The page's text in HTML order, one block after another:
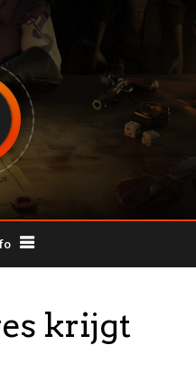
krijgt